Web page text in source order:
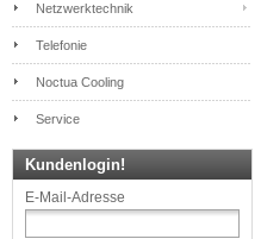
Netzwerktechnik
Telefonie
Noctua Cooling
Service
Kundenlogin!
E-Mail-Adresse